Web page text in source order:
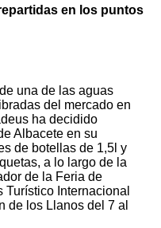
en los puntos
una de las aguas
del mercado en
ha decidido
Albacete en su
de botellas de 1,5l y
a lo largo de la
de la Feria de
Internacional
de los Llanos del 7 al